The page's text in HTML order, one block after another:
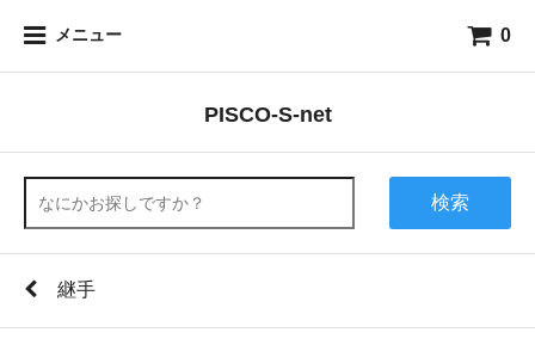
メニュー 0
PISCO-S-net
検索
継手